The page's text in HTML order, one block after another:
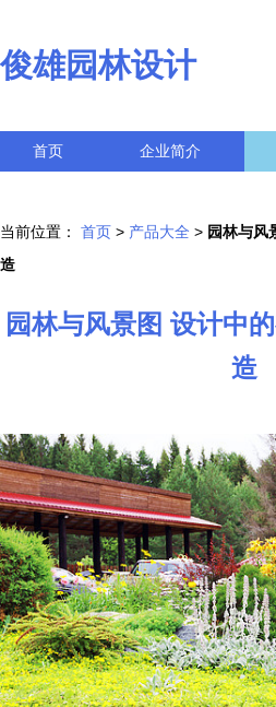
俊雄园林设计
首页 企业简介
当前位置： 首页 > 产品大全 > 园林与风
造
园林与风景图 设计中
造